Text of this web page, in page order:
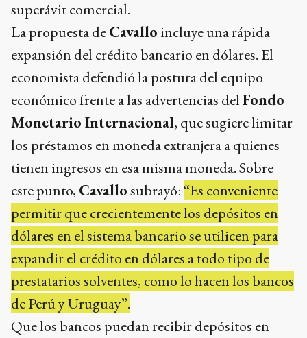
superávit comercial.
La propuesta deCavallo incluye una rápida
expansión del crédito bancario en dólares. El
economista defendió la postura del equipo
económico frente a las advertencias delFondo
Monetario Internacional, que sugiere limitar
los préstamos en moneda extranjera a quienes
tienen ingresos en esa misma moneda. Sobre
este punto, Cavallosubrayó: “Es conveniente
permitir que crecientemente los depósitos en
dólares en el sistema bancario se utilicen para
expandir el crédito en dólares a todo tipo de
prestatarios solventes, como lo hacen los bancos
de Perú y Uruguay”.
Que los bancos puedan recibir depósitos en